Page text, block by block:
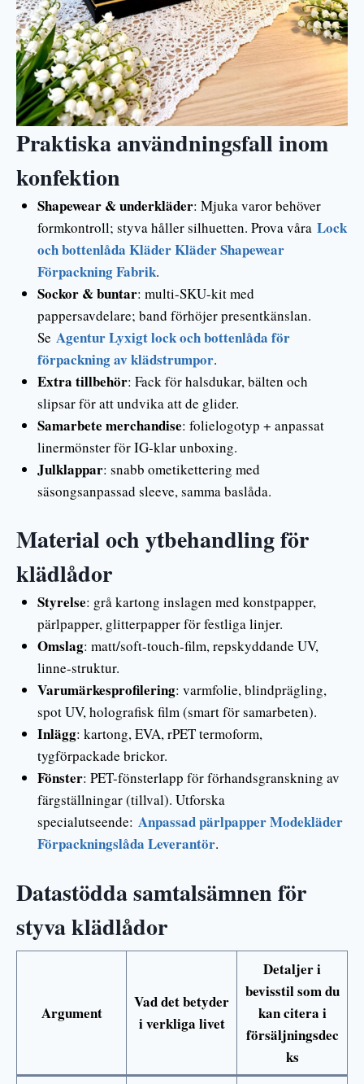
Praktiska användningsfall inom
konfektion
Shapewear & underkläder: Mjuka varor behöver
formkontroll; styva håller silhuetten. Prova våra Lock
och bottenlåda Kläder Kläder Shapewear
Förpackning Fabrik.
Sockor & buntar: multi-SKU-kit med
pappersavdelare; band förhöjer presentkänslan.
Se Agentur Lyxigt lock och bottenlåda för
förpackning av klädstrumpor.
Extra tillbehör: Fack för halsdukar, bälten och
slipsar för att undvika att de glider.
Samarbete merchandise: folielogotyp + anpassat
linermönster för IG-klar unboxing.
Julklappar: snabb ometikettering med
säsongsanpassad sleeve, samma baslåda.
Material och ytbehandling för
klädlådor
Styrelse: grå kartong inslagen med konstpapper,
pärlpapper, glitterpapper för festliga linjer.
Omslag: matt/soft-touch-film, repskyddande UV,
linne-struktur.
Varumärkesprofilering: varmfolie, blindprägling,
spot UV, holografisk film (smart för samarbeten).
Inlägg: kartong, EVA, rPET termoform,
tygförpackade brickor.
Fönster: PET-fönsterlapp för förhandsgranskning av
färgställningar (tillval). Utforska
specialutseende: Anpassad pärlpapper Modekläder
Förpackningslåda Leverantör.
Datastödda samtalsämnen för
styva klädlådor
Argument
Vad det betyder
i verkliga livet
Detaljer i
bevisstil som du
kan citera i
försäljningsdec
ks